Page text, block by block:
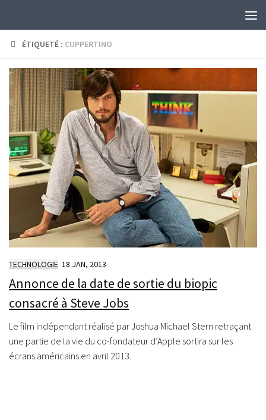
ÉTIQUETÉ : CUPPERTINO
TECHNOLOGIE 18 JAN, 2013
Annonce de la date de sortie du biopic
consacré à Steve Jobs
Le film indépendant réalisé par Joshua Michael Stern retraçant
une partie de la vie du co-fondateur d’Apple sortira sur les
écrans américains en avril 2013.